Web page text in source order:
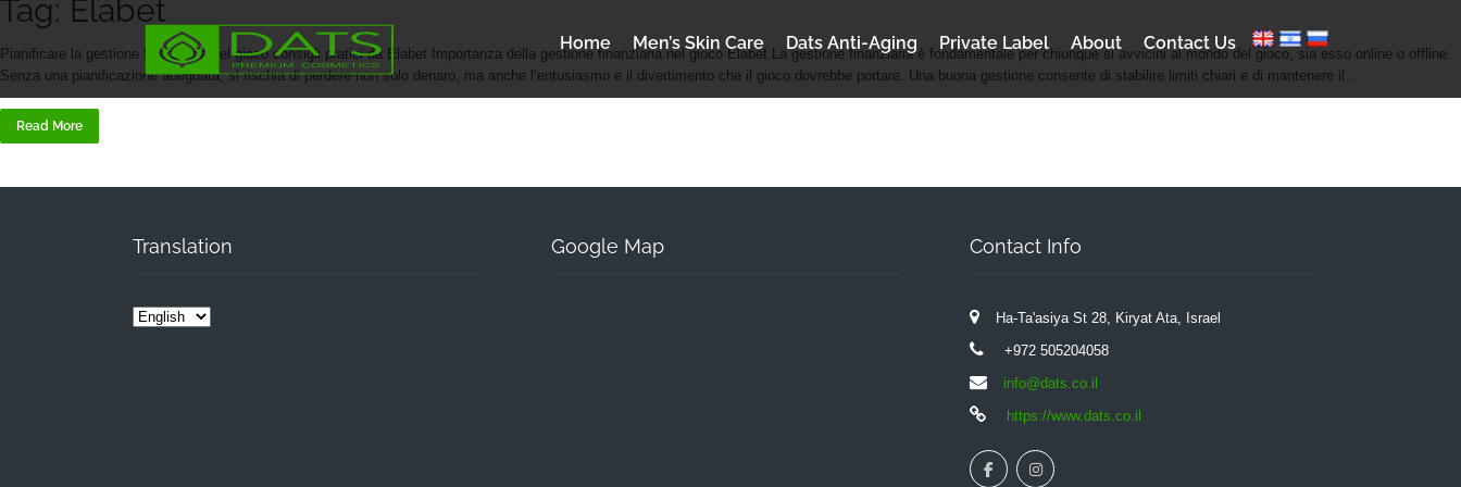
Home Men’s Skin Care Dats Anti-Aging Private Label About Contact Us
Tag: Elabet
Pianificare la gestione finanziaria nel gioco consigli pratici da Elabet Importanza della gestione finanziaria nel gioco Elabet La gestione finanziaria è fondamentale per chiunque si avvicini al mondo del gioco, sia esso online o offline.
Senza una pianificazione adeguata, si rischia di perdere non solo denaro, ma anche l’entusiasmo e il divertimento che il gioco dovrebbe portare. Una buona gestione consente di stabilire limiti chiari e di mantenere il…
Read More
Translation Google Map Contact Info
Ha-Ta'asiya St 28, Kiryat Ata, Israel
+972 505204058
info@dats.co.il
https://www.dats.co.il